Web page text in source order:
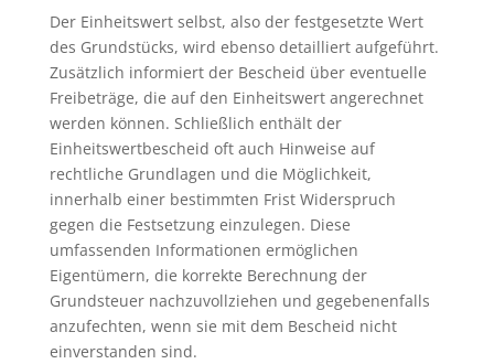
Der Einheitswert selbst, also der festgesetzte Wert
des Grundstücks, wird ebenso detailliert aufgeführt.
Zusätzlich informiert der Bescheid über eventuelle
Freibeträge, die auf den Einheitswert angerechnet
werden können. Schließlich enthält der
Einheitswertbescheid oft auch Hinweise auf
rechtliche Grundlagen und die Möglichkeit,
innerhalb einer bestimmten Frist Widerspruch
gegen die Festsetzung einzulegen. Diese
umfassenden Informationen ermöglichen
Eigentümern, die korrekte Berechnung der
Grundsteuer nachzuvollziehen und gegebenenfalls
anzufechten, wenn sie mit dem Bescheid nicht
einverstanden sind.